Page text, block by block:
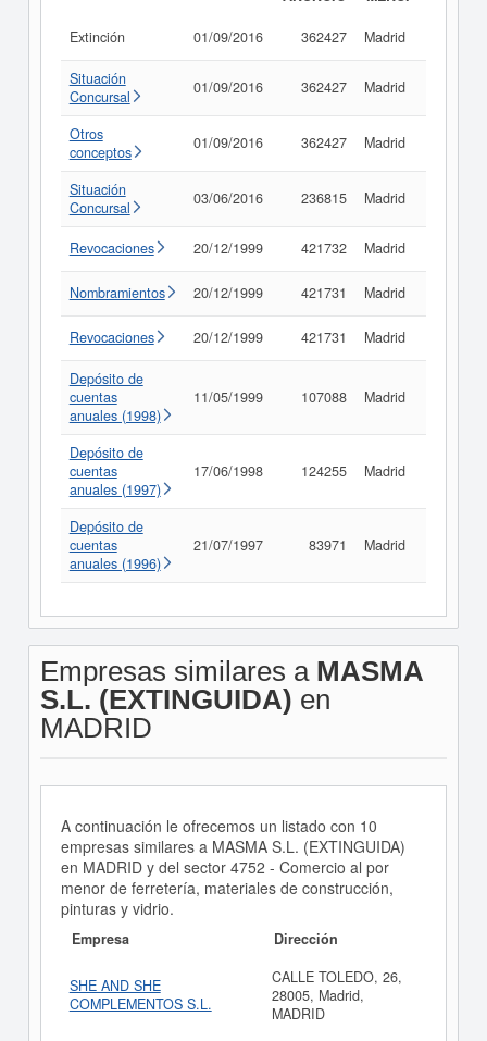
Extinción 01/09/2016 362427 Madrid
Situación
Concursal
01/09/2016 362427 Madrid
Otros
conceptos
01/09/2016 362427 Madrid
Situación
Concursal
03/06/2016 236815 Madrid
Revocaciones 20/12/1999 421732 Madrid
Nombramientos 20/12/1999 421731 Madrid
Revocaciones 20/12/1999 421731 Madrid
Depósito de
cuentas
anuales (1998)
11/05/1999 107088 Madrid
Depósito de
cuentas
anuales (1997)
17/06/1998 124255 Madrid
Depósito de
cuentas
anuales (1996)
21/07/1997 83971 Madrid
Empresas similares a MASMA
S.L. (EXTINGUIDA) en
MADRID
A continuación le ofrecemos un listado con 10
empresas similares a MASMA S.L. (EXTINGUIDA)
en MADRID y del sector 4752 - Comercio al por
menor de ferretería, materiales de construcción,
pinturas y vidrio.
Empresa Dirección
SHE AND SHE
COMPLEMENTOS S.L.
CALLE TOLEDO, 26,
28005, Madrid,
MADRID